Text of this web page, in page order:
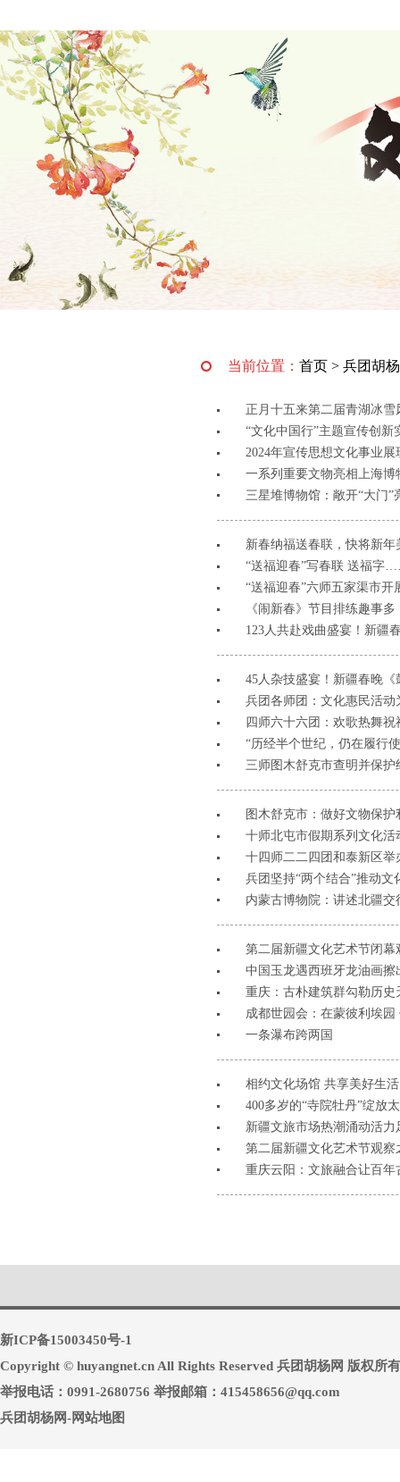
当前位置： 首页 > 兵团胡
正月十五来第二届青湖冰雪
“文化中国行”主题宣传创新
2024年宣传思想文化事业展
一系列重要文物亮相上海博
三星堆博物馆：敞开“大门”
新春纳福送春联，快将新年
“送福迎春”写春联 送福字
“送福迎春”六师五家渠市开
《闹新春》节目排练趣事多
123人共赴戏曲盛宴！新疆
45人杂技盛宴！新疆春晚
兵团各师团：文化惠民活动
四师六十六团：欢歌热舞祝
“历经半个世纪，仍在履行
三师图木舒克市查明并保护
图木舒克市：做好文物保
十师北屯市假期系列文化活
十四师二二四团和泰新区举
兵团坚持“两个结合”推动文
内蒙古博物院：讲述北疆交
第二届新疆文化艺术节闭
中国玉龙遇西班牙龙油画擦
重庆：古朴建筑群勾勒历史
成都世园会：在蒙彼利埃
一条瀑布跨两国
相约文化场馆 共享美好生活
400多岁的“寺院牡丹”绽放
新疆文旅市场热潮涌动活力
第二届新疆文化艺术节观
重庆云阳：文旅融合让百年
新ICP备15003450号-1
Copyright © huyangnet.cn All Rights Reserved 兵团胡杨网 版权所有
举报电话：0991-2680756 举报邮箱：415458656@qq.com
兵团胡杨网-网站地图